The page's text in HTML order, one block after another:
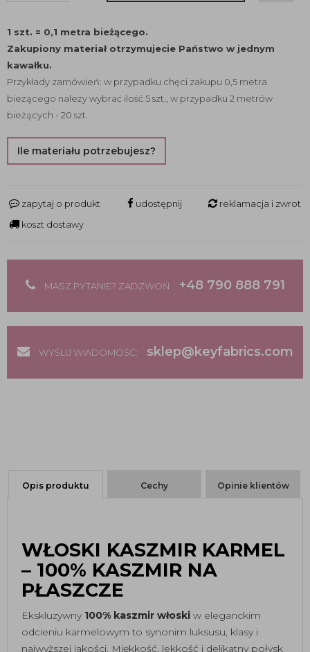
1 szt. = 0,1 metra bieżącego.
Zakupiony materiał otrzymujecie Państwo w jednym
kawałku.
Przykłady zamówień: w przypadku chęci zakupu 0,5 metra
bieżącego należy wybrać ilość 5 szt., w przypadku 2 metrów
bieżących - 20 szt.
Ile materiału potrzebujesz?
zapytaj o produkt udostępnij
reklamacja i zwrot
koszt dostawy
MASZ PYTANIE? ZADZWOŃ +48 790 888 791
WYŚLIJ WIADOMOŚĆ: sklep@keyfabrics.com
Opis produktu Cechy Opinie klientów
WŁOSKI KASZMIR KARMEL
– 100% KASZMIR NA
PŁASZCZE
Ekskluzywny 100% kaszmir włoski w eleganckim
odcieniu karmelowym to synonim luksusu, klasy i
najwyższej jakości. Miękkość, lekkość i delikatny połysk